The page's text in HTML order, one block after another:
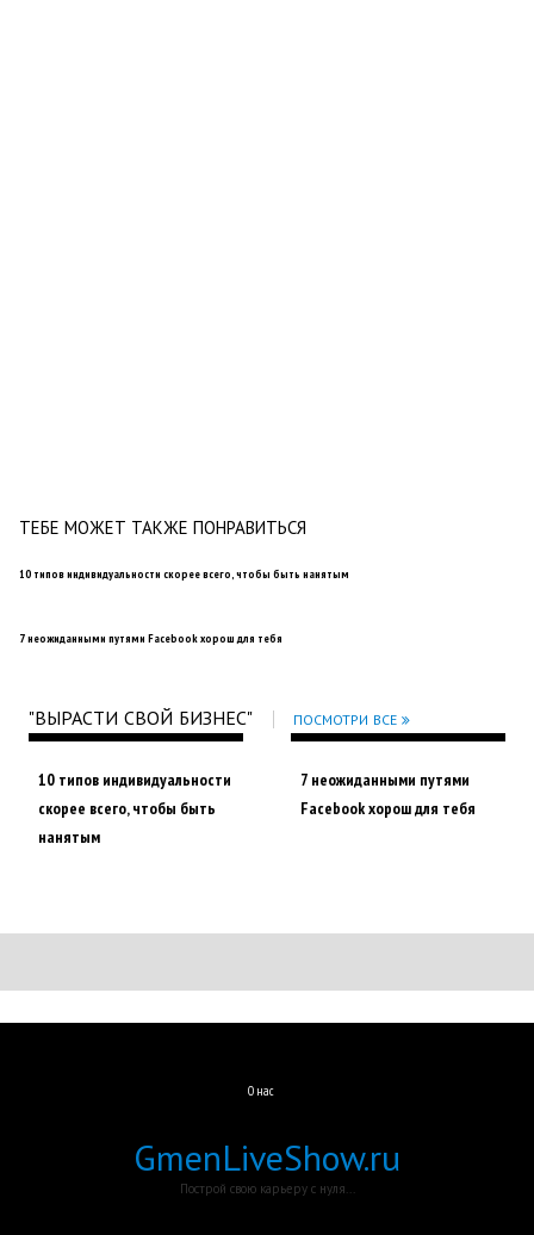
ТЕБЕ МОЖЕТ ТАКЖЕ ПОНРАВИТЬСЯ
10 типов индивидуальности скорее всего, чтобы быть нанятым
7 неожиданными путями Facebook хорош для тебя
"ВЫРАСТИ СВОЙ БИЗНЕС" ПОСМОТРИ ВСЕ
10 типов индивидуальности
скорее всего, чтобы быть
нанятым
7 неожиданными путями
Facebook хорош для тебя
О нас
GmenLiveShow.ru
Построй свою карьеру с нуля...